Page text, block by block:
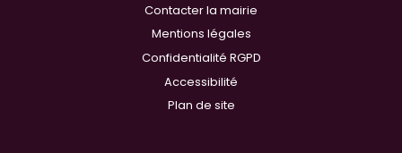
Contacter la mairie
Mentions légales
Confidentialité RGPD
Accessibilité
Plan de site